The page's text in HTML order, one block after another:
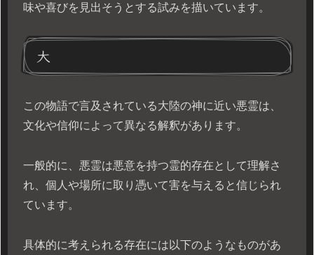
味や喜びを見出そうとする試みを描いています。
大
この物語で言及されている大陸の神に近い悪霊は、
文化や信仰によって異なる解釈があります。
一般的に、悪霊は悪意を持つ霊的存在として理解さ
れ、個人や場所に取り憑いて害を与えると信じられ
ています。
具体的に考えられる存在には以下のようなものがあ